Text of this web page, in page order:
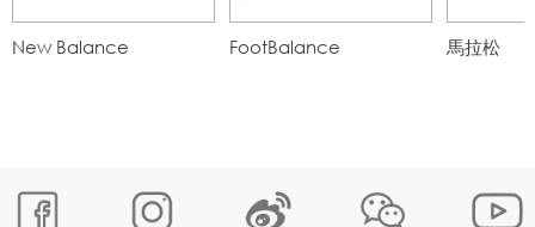
New Balance FootBalance 馬拉松